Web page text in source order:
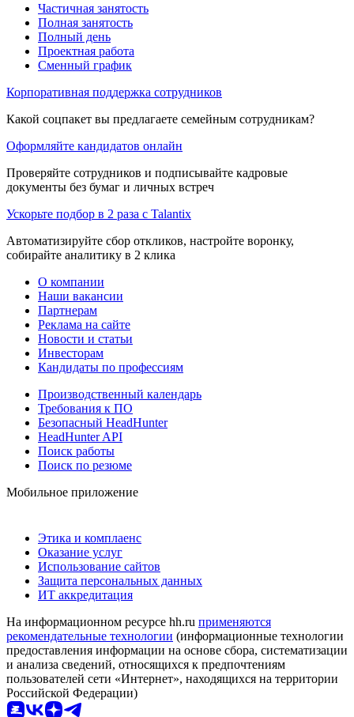
Частичная занятость
Полная занятость
Полный день
Проектная работа
Сменный график
Корпоративная поддержка сотрудников
Какой соцпакет вы предлагаете семейным сотрудникам?
Оформляйте кандидатов онлайн
Проверяйте сотрудников и подписывайте кадровые
документы без бумаг и личных встреч
Ускорьте подбор в 2 раза с Talantix
Автоматизируйте сбор откликов, настройте воронку,
собирайте аналитику в 2 клика
О компании
Наши вакансии
Партнерам
Реклама на сайте
Новости и статьи
Инвесторам
Кандидаты по профессиям
Производственный календарь
Требования к ПО
Безопасный HeadHunter
HeadHunter API
Поиск работы
Поиск по резюме
Мобильное приложение
Этика и комплаенс
Оказание услуг
Использование сайтов
Защита персональных данных
ИТ аккредитация
На информационном ресурсе hh.ru применяются
рекомендательные технологии (информационные технологии
предоставления информации на основе сбора, систематизации
и анализа сведений, относящихся к предпочтениям
пользователей сети «Интернет», находящихся на территории
Российской Федерации)